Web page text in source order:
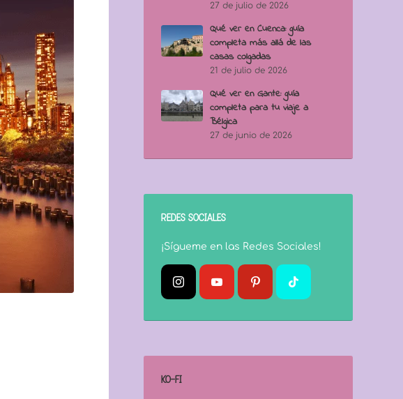
27 de julio de 2026
Qué ver en Cuenca: guía
completa más allá de las
casas colgadas
21 de julio de 2026
Qué ver en Gante: guía
completa para tu viaje a
Bélgica
27 de junio de 2026
REDES SOCIALES
¡Sígueme en las Redes Sociales!
KO-FI